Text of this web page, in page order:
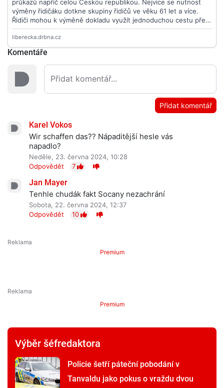
Komentáře
Přidat komentář
Karel Vokos
Wir schaffen das?? Nápaditější hesle vás
napadlo?
Neděle, 23. června 2024, 10:28
Odpovědět
7
Jan Mayer
Tenhle chudák fakt Socany nezachrání
Sobota, 22. června 2024, 12:37
Odpovědět
10
Premium
Premium
Výběr šéfredaktora
Policie šetří páteční pobodání v
Tanvaldu jako pokus o vraždu dvou